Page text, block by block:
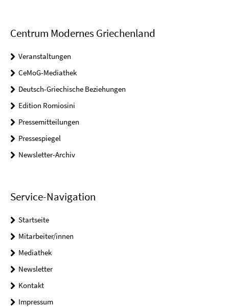
Centrum Modernes Griechenland
Veranstaltungen
CeMoG-Mediathek
Deutsch-Griechische Beziehungen
Edition Romiosini
Pressemitteilungen
Pressespiegel
Newsletter-Archiv
Service-Navigation
Startseite
Mitarbeiter/innen
Mediathek
Newsletter
Kontakt
Impressum